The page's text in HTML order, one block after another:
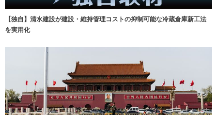
【独自】清水建設が建設・維持管理コストの抑制可能な冷蔵倉庫新工法
を実用化